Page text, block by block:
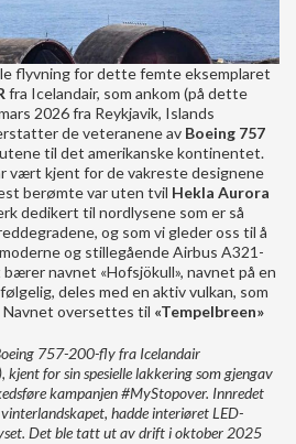
flyvning for dette femte eksemplaret
fra Icelandair, som ankom (på dette
2026 fra Reykjavik, Islands
de veteranene av Boeing 757
til det amerikanske kontinentet.
vært kjent for de vakreste designene
berømte var uten tvil Hekla Aurora
dedikert til nordlysene som er så
og som vi gleder oss til å
og stillegående Airbus A321-
navnet «Hofsjökull», navnet på en
deles med en aktiv vulkan, som
oversettes til «Tempelbreen»
757-200-fly fra Icelandair
kjent for sin spesielle lakkering som gjengav
kampanjen #MyStopover. Innredet
hadde interiøret LED-
Det ble tatt ut av drift i oktober 2025